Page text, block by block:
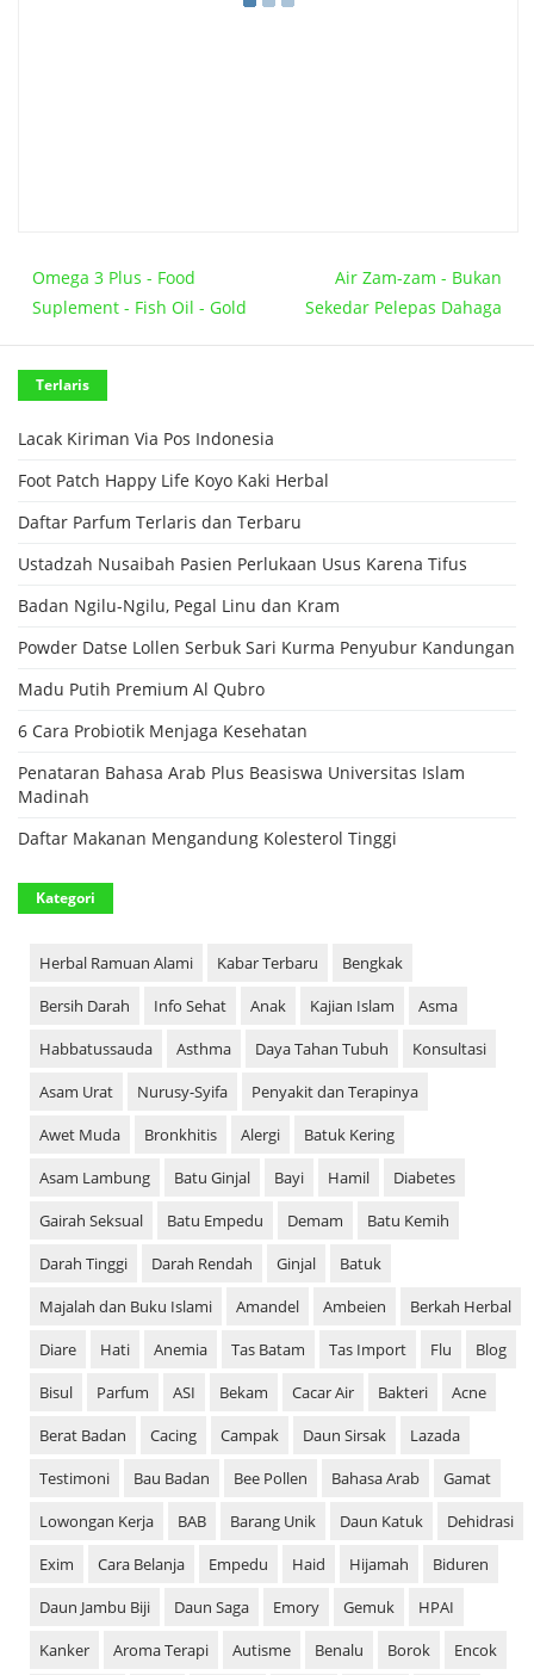
Omega 3 Plus - Food
Suplement - Fish Oil - Gold
Air Zam-zam - Bukan
Sekedar Pelepas Dahaga
Terlaris
Lacak Kiriman Via Pos Indonesia
Foot Patch Happy Life Koyo Kaki Herbal
Daftar Parfum Terlaris dan Terbaru
Ustadzah Nusaibah Pasien Perlukaan Usus Karena Tifus
Badan Ngilu-Ngilu, Pegal Linu dan Kram
Powder Datse Lollen Serbuk Sari Kurma Penyubur Kandungan
Madu Putih Premium Al Qubro
6 Cara Probiotik Menjaga Kesehatan
Penataran Bahasa Arab Plus Beasiswa Universitas Islam
Madinah
Daftar Makanan Mengandung Kolesterol Tinggi
Kategori
Herbal Ramuan Alami Kabar Terbaru
Bengkak
Bersih Darah
Info Sehat Anak Kajian Islam
Asma
Habbatussauda
Asthma Daya Tahan Tubuh
Konsultasi
Asam Urat
Nurusy-Syifa
Penyakit dan Terapinya
Awet Muda
Bronkhitis Alergi
Batuk Kering
Asam Lambung
Batu Ginjal Bayi Hamil
Diabetes
Gairah Seksual
Batu Empedu Demam
Batu Kemih
Darah Tinggi
Darah Rendah Ginjal
Batuk
Majalah dan Buku Islami
Amandel Ambeien
Berkah Herbal
Diare
Hati Anemia Tas Batam Tas Import Flu
Blog
Bisul
Parfum ASI Bekam Cacar Air Bakteri
Acne
Berat Badan
Cacing Campak Daun Sirsak
Lazada
Testimoni
Bau Badan Bee Pollen Bahasa Arab
Gamat
Lowongan Kerja
BAB Barang Unik Daun Katuk
Dehidrasi
Exim
Cara Belanja Empedu Haid Hijamah
Biduren
Daun Jambu Biji
Daun Saga Emory Gemuk
HPAI
Kanker
Aroma Terapi Autisme Benalu Borok Encok